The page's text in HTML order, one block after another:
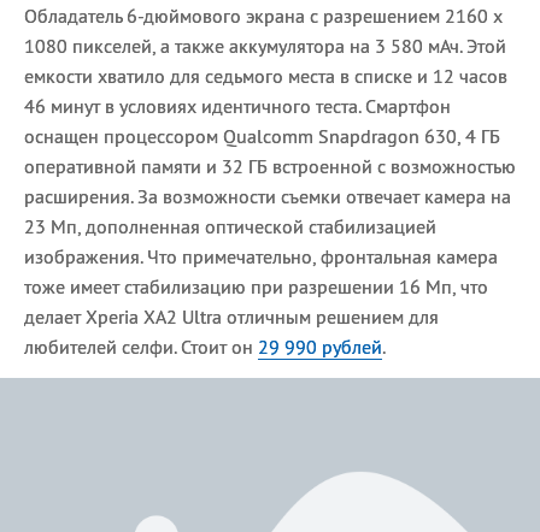
Обладатель 6-дюймового экрана с разрешением 2160 х
1080 пикселей, а также аккумулятора на 3 580 мАч. Этой
емкости хватило для седьмого места в списке и 12 часов
46 минут в условиях идентичного теста. Смартфон
оснащен процессором Qualcomm Snapdragon 630, 4 ГБ
оперативной памяти и 32 ГБ встроенной с возможностью
расширения. За возможности съемки отвечает камера на
23 Мп, дополненная оптической стабилизацией
изображения. Что примечательно, фронтальная камера
тоже имеет стабилизацию при разрешении 16 Мп, что
делает Xperia XA2 Ultra отличным решением для
любителей селфи. Стоит он 29 990 рублей.